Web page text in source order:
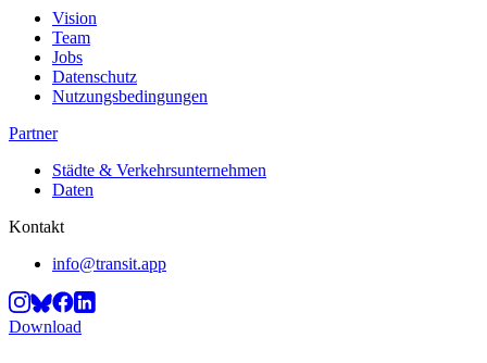
Vision
Team
Jobs
Datenschutz
Nutzungsbedingungen
Partner
Städte & Verkehrsunternehmen
Daten
Kontakt
info@transit.app
Download